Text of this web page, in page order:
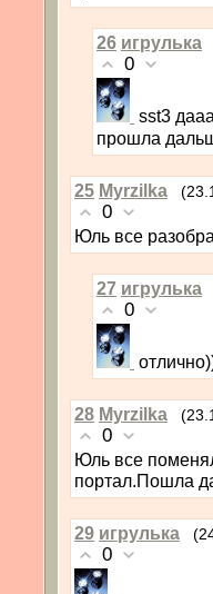
26 игрулька
0
sst3
прошла
25 Myrzilka
0
Юль все
27 игрулька
0
28 Myrzilka
0
Юль все
портал.Пошла
29 игрулька
0